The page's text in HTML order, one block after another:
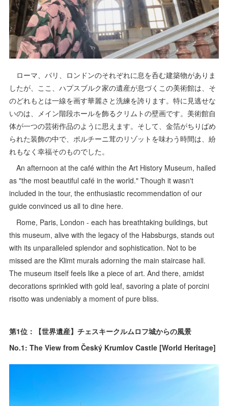
ローマ、パリ、ロンドンのそれぞれに息を呑む建築物がありま
したが、ここ、ハプスブルク家の遺産が息づくこの美術館は、そ
のどれもとは一線を画す華麗さと洗練を誇ります。特に見逃せな
いのは、メイン階段ホールを飾るクリムトの壁画です。美術館自
体が一つの芸術作品のように思えます。そして、金箔がちりばめ
られた装飾の中で、ポルチーニ茸のリゾットを味わう時間は、紛
れもなく幸福そのものでした。
An afternoon at the café within the Art History Museum, hailed
as "the most beautiful café in the world." Though it wasn't
included in the tour, the enthusiastic recommendation of our
guide convinced us all to dine here.
Rome, Paris, London - each has breathtaking buildings, but
this museum, alive with the legacy of the Habsburgs, stands out
with its unparalleled splendor and sophistication. Not to be
missed are the Klimt murals adorning the main staircase hall.
The museum itself feels like a piece of art. And there, amidst
decorations sprinkled with gold leaf, savoring a plate of porcini
risotto was undeniably a moment of pure bliss.
第1位：【世界遺産】チェスキークルムロフ城からの風景
No.1: The View from Český Krumlov Castle [World Heritage]